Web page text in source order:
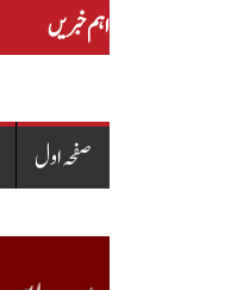
اہم خبریں
مبینہ زیادتی،ایس ایچ او سمیت
صفحہ اول